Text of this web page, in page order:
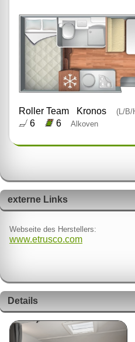
Roller Team Kronos (L/B/
6 6 Alkoven
externe Links
Webseite des Herstellers:
www.etrusco.com
Details